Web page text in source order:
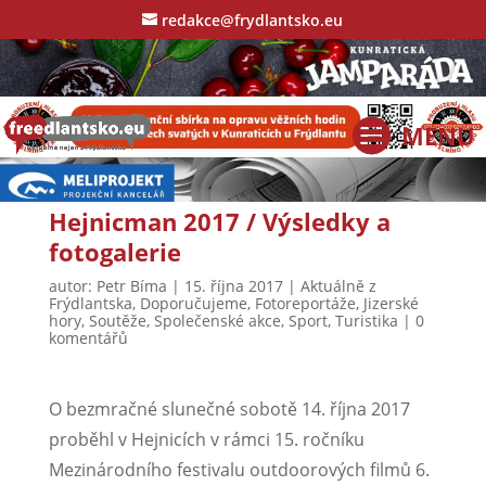
redakce@frydlantsko.eu
Hejnicman 2017 / Výsledky a
fotogalerie
autor: Petr Bíma | 15. října 2017| Aktuálně z
Frýdlantska, Doporučujeme, Fotoreportáže, Jizerské
hory, Soutěže, Společenské akce, Sport, Turistika | 0
komentářů
O bezmračné slunečné sobotě 14. října 2017
proběhl v Hejnicích v rámci 15. ročníku
Mezinárodního festivalu outdoorových filmů 6.